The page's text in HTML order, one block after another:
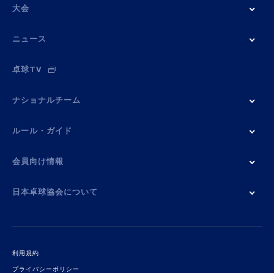
大会
ニュース
卓球TV
ナショナルチーム
ルール・ガイド
会員向け情報
日本卓球協会について
利用規約
プライバシーポリシー